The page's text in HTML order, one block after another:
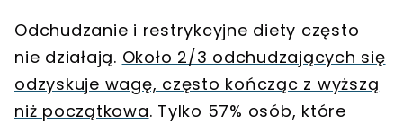
Odchudzanie i restrykcyjne diety często
nie działają. Około 2/3 odchudzających się
odzyskuje wagę, często kończąc z wyższą
niż początkowa. Tylko 57% osób, które